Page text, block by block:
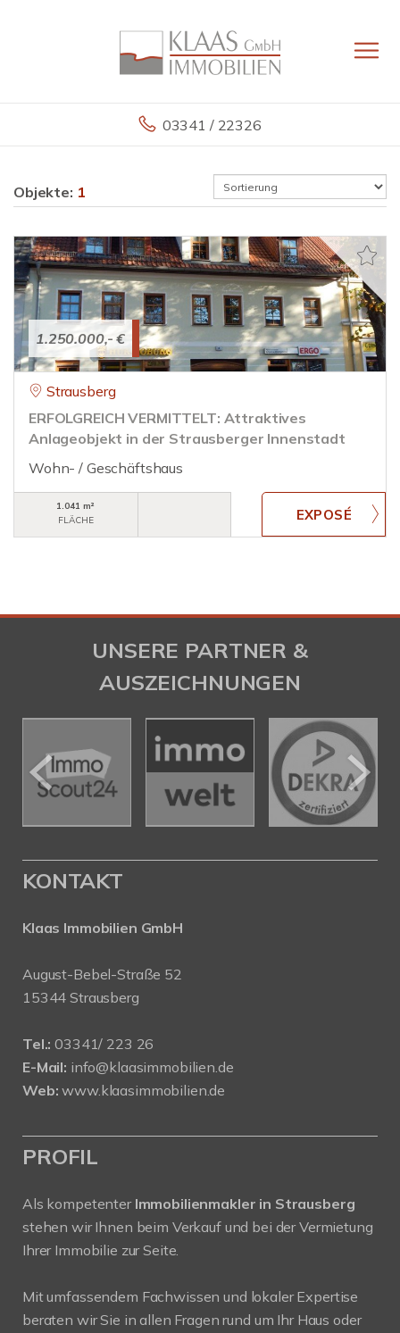
03341 / 22326
Objekte: 1
1.250.000,- €
Strausberg
ERFOLGREICH VERMITTELT: Attraktives
Anlageobjekt in der Strausberger Innenstadt
Wohn- / Geschäftshaus
1.041 m²
FLÄCHE
UNSERE PARTNER &
AUSZEICHNUNGEN
KONTAKT
Klaas Immobilien GmbH
August-Bebel-Straße 52
15344 Strausberg
Tel.: 03341/ 223 26
E-Mail: info@klaasimmobilien.de
Web: www.klaasimmobilien.de
PROFIL
Als kompetenter Immobilienmakler in Strausberg
stehen wir Ihnen beim Verkauf und bei der Vermietung
Ihrer Immobilie zur Seite.
Mit umfassendem Fachwissen und lokaler Expertise
beraten wir Sie in allen Fragen rund um Ihr Haus oder